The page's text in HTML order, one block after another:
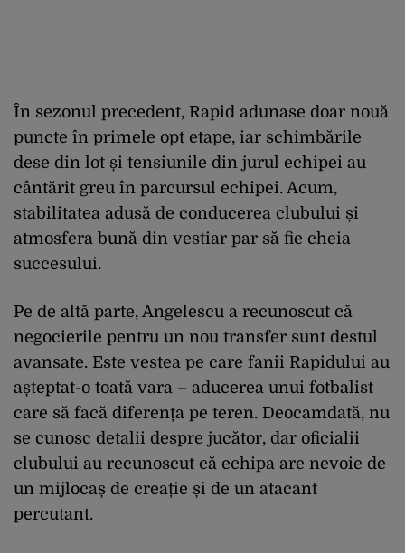
În sezonul precedent, Rapid adunase doar nouă
puncte în primele opt etape, iar schimbările
dese din lot și tensiunile din jurul echipei au
cântărit greu în parcursul echipei. Acum,
stabilitatea adusă de conducerea clubului și
atmosfera bună din vestiar par să fie cheia
succesului.
Pe de altă parte, Angelescu a recunoscut că
negocierile pentru un nou transfer sunt destul
avansate. Este vestea pe care fanii Rapidului au
așteptat-o toată vara – aducerea unui fotbalist
care să facă diferența pe teren. Deocamdată, nu
se cunosc detalii despre jucător, dar oficialii
clubului au recunoscut că echipa are nevoie de
un mijlocaș de creație și de un atacant
percutant.